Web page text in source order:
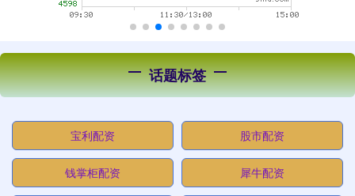
话题标签
宝利配资 股市配资
钱掌柜配资 犀牛配资